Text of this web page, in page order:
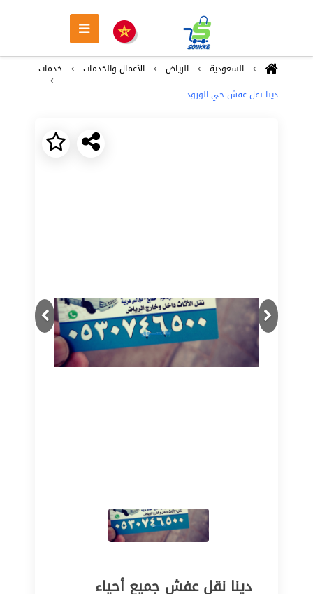
السعودية الرياض اﻷعمال والخدمات
خدمات
دينا نقل عفش حي الورود
Previous
Next
دينا نقل عفش جميع أحياء